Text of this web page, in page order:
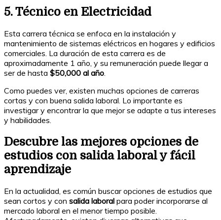
5. Técnico en Electricidad
Esta carrera técnica se enfoca en la instalación y
mantenimiento de sistemas eléctricos en hogares y edificios
comerciales. La duración de esta carrera es de
aproximadamente 1 año, y su remuneración puede llegar a
ser de hasta $50,000 al año.
Como puedes ver, existen muchas opciones de carreras
cortas y con buena salida laboral. Lo importante es
investigar y encontrar la que mejor se adapte a tus intereses
y habilidades.
Descubre las mejores opciones de
estudios con salida laboral y fácil
aprendizaje
En la actualidad, es común buscar opciones de estudios que
sean cortos y con salida laboral para poder incorporarse al
mercado laboral en el menor tiempo posible.